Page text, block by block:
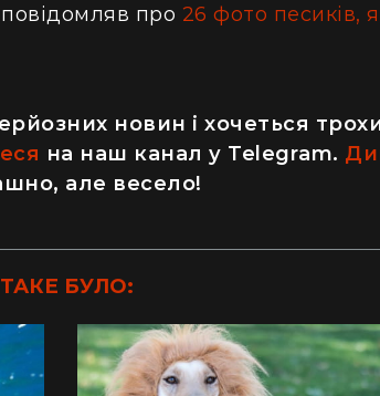
"Жодну рослину не посаджу": як
про 26 фото песиків,
новин і хочеться
на наш канал у Telegram.
але весело!
ТАКЕ БУЛО: